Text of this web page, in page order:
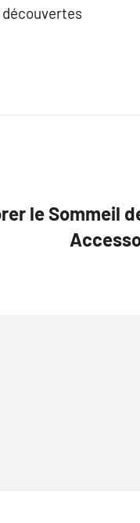
découvertes
le Sommeil